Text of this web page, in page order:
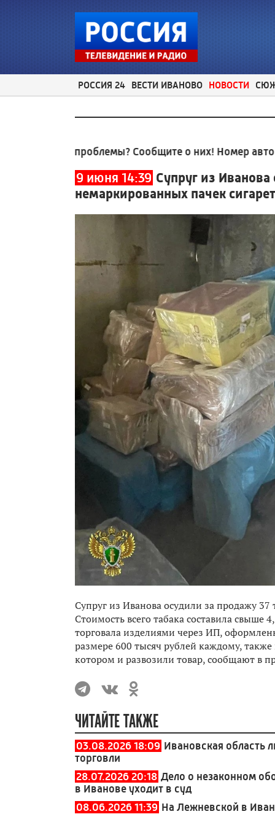
РОССИЯ 24 ВЕСТИ ИВАНОВО НОВОСТИ
проблемы? Сообщите о них! Номер
9 июня 14:39 Супруг из
немаркированных пачек сигарет
Супруг из Иванова осудили за продажу
Стоимость всего табака составила
торговала изделиями через ИП,
размере 600 тысяч рублей каждому,
котором и развозили товар, сообщают в
ЧИТАЙТЕ ТАКЖЕ
03.08.2026 18:09 Ивановская область
торговли
28.07.2026 20:18 Дело о незаконном
в Иванове уходит в суд
08.06.2026 11:39 На Лежневской в